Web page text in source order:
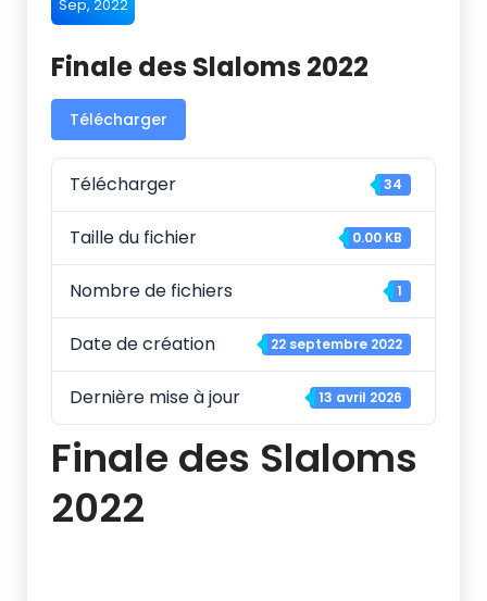
Sep, 2022
Finale des Slaloms 2022
Télécharger
Télécharger 34
Taille du fichier 0.00 KB
Nombre de fichiers 1
Date de création 22 septembre 2022
Dernière mise à jour 13 avril 2026
Finale des Slaloms
2022